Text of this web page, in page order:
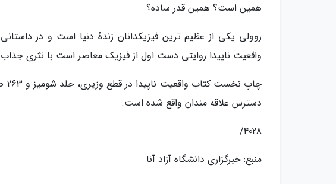
همین است؟ همین قدر ساده؟
روولی یکی از عظیم ترین فیزیکدانان زندهٔ دنیا است و در
واقعیت ناپیدا روایتی دست اول از فیزیک معاصر است با نثری
دسترس علاقه مندان واقع شده است.
4028/
منبع: خبرگزاری دانشگاه آزاد آنا